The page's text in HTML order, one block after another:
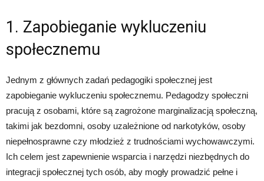
1. Zapobieganie wykluczeniu
społecznemu
Jednym z głównych zadań pedagogiki społecznej jest
zapobieganie wykluczeniu społecznemu. Pedagodzy społeczni
pracują z osobami, które są zagrożone marginalizacją społeczną,
takimi jak bezdomni, osoby uzależnione od narkotyków, osoby
niepełnosprawne czy młodzież z trudnościami wychowawczymi.
Ich celem jest zapewnienie wsparcia i narzędzi niezbędnych do
integracji społecznej tych osób, aby mogły prowadzić pełne i